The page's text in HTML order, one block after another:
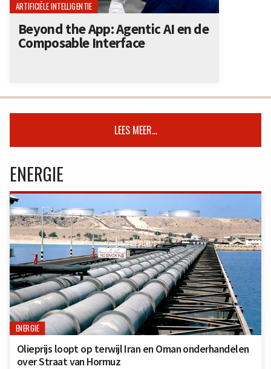
ARTIFICIËLE INTELLIGENTIE
Beyond the App: Agentic AI en de
Composable Interface
LEES MEER...
ENERGIE
ENERGIE
Olieprijs loopt op terwijl Iran en Oman onderhandelen
over Straat van Hormuz